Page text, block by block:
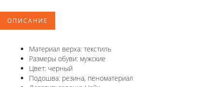
ОПИСАНИЕ
Материал верха: текстиль
Размеры обуви: мужские
Цвет: черный
Подошва: резина, пеноматериал